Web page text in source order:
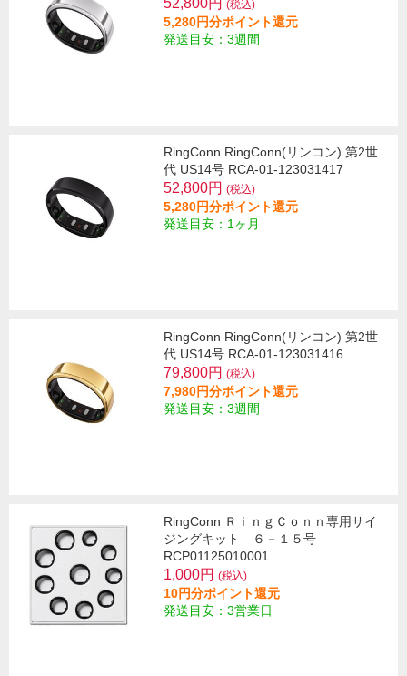
52,800円 (税込)
5,280円分ポイント還元
発送目安：3週間
RingConn RingConn(リンコン) 第2世
代 US14号 RCA-01-123031417
52,800円 (税込)
5,280円分ポイント還元
発送目安：1ヶ月
RingConn RingConn(リンコン) 第2世
代 US14号 RCA-01-123031416
79,800円 (税込)
7,980円分ポイント還元
発送目安：3週間
RingConn ＲｉｎｇＣｏｎｎ専用サイ
ジングキット ６－１５号
RCP01125010001
1,000円 (税込)
10円分ポイント還元
発送目安：3営業日